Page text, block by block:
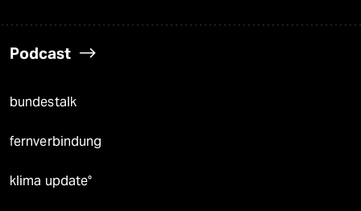
Podcast
bundestalk
fernverbindung
klima update°